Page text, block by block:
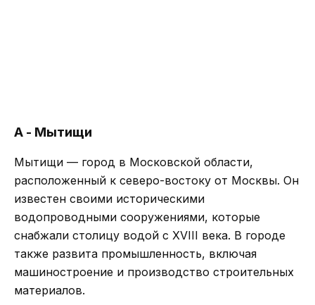
А - Мытищи
Мытищи — город в Московской области,
расположенный к северо-востоку от Москвы. Он
известен своими историческими
водопроводными сооружениями, которые
снабжали столицу водой с XVIII века. В городе
также развита промышленность, включая
машиностроение и производство строительных
материалов.